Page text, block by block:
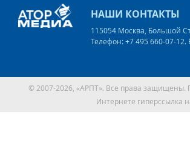
НАШИ КОНТАКТЫ
115054 Москва, Большой
Телефон: +7 495 660-07-12.
© 2007-2026, «АРПТ». Все права защищены.
Интернете гиперссылка